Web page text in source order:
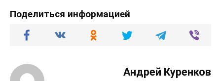
Поделиться информацией
Андрей Куренков